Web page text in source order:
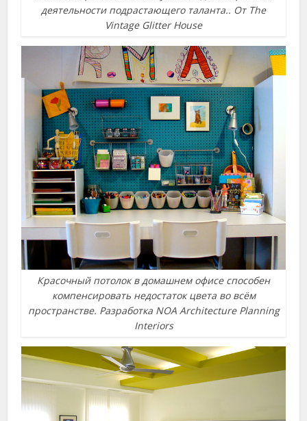
деятельности подрастающего таланта.. От The
Vintage Glitter House
Красочный потолок в домашнем офисе способен
компенсировать недостаток цвета во всём
пространстве. Разработка NOA Architecture Planning
Interiors